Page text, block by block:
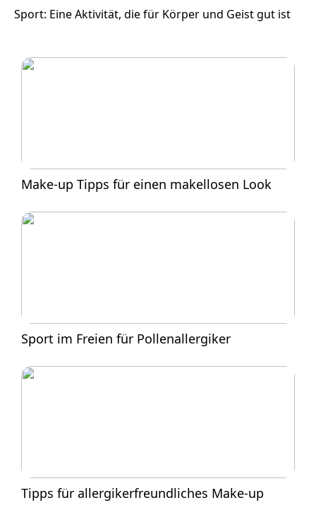
Sport: Eine Aktivität, die für Körper und Geist gut ist
Make-up Tipps für einen makellosen Look
Sport im Freien für Pollenallergiker
Tipps für allergikerfreundliches Make-up